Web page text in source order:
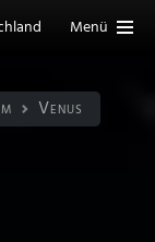
Menü
Venus